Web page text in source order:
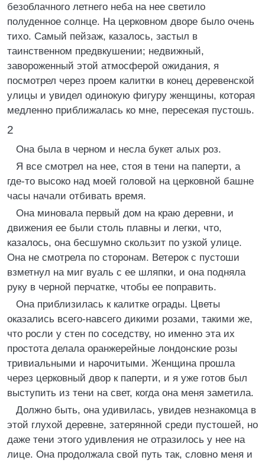
безоблачного летнего неба на нее светило
полуденное солнце. На церковном дворе было очень
тихо. Самый пейзаж, казалось, застыл в
таинственном предвкушении; недвижный,
завороженный этой атмосферой ожидания, я
посмотрел через проем калитки в конец деревенской
улицы и увидел одинокую фигуру женщины, которая
медленно приближалась ко мне, пересекая пустошь.
2
Она была в черном и несла букет алых роз.
Я все смотрел на нее, стоя в тени на паперти, а
где-то высоко над моей головой на церковной башне
часы начали отбивать время.
Она миновала первый дом на краю деревни, и
движения ее были столь плавны и легки, что,
казалось, она бесшумно скользит по узкой улице.
Она не смотрела по сторонам. Ветерок с пустоши
взметнул на миг вуаль с ее шляпки, и она подняла
руку в черной перчатке, чтобы ее поправить.
Она приблизилась к калитке ограды. Цветы
оказались всего-навсего дикими розами, такими же,
что росли у стен по соседству, но именно эта их
простота делала оранжерейные лондонские розы
тривиальными и нарочитыми. Женщина прошла
через церковный двор к паперти, и я уже готов был
выступить из тени на свет, когда она меня заметила.
Должно быть, она удивилась, увидев незнакомца в
этой глухой деревне, затерянной среди пустошей, но
даже тени этого удивления не отразилось у нее на
лице. Она продолжала свой путь так, словно меня и